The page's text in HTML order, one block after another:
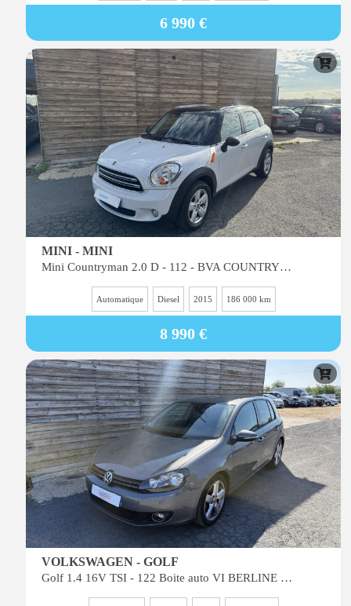
6 990 €
MINI - MINI
Mini Countryman 2.0 D - 112 - BVA COUNTRYMAN R60 LCI BERLINE Cooper D All4 Business Trip PHASE 2
Automatique Diesel 2015 186 000 km
8 990 €
VOLKSWAGEN - GOLF
Golf 1.4 16V TSI - 122 Boite auto VI BERLINE Confortline